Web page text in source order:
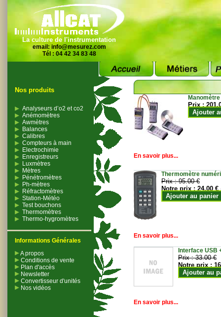
La culture de l'instrumentation
email: info@mesurez.com
Tél : 04 42 34 83 48
Nos produits
Analyseurs d’o2 et co2
Anémomètres
Awmètres
Balances
Calibres
Compteurs à main
Electrochimie
Enregistreurs
Luxmètres
Mètres
Pénétromètres
Ph-mètres
Réfractomètres
Station-Météo
Test bouchons
Thermomètres
Thermo-hygromètres
Informations Générales
A propos
Conditions de vente
Plan d'accès
Newsletter
Convertisseur d'unités
Nos vidéos
Prix :
Ajouter
En savoir plus...
Thermomètre
Prix :95.00 €
Notre prix :24.00 €
Ajouter au panier
En savoir plus...
Interface USB
Prix :33.00 €
Notre prix :
Ajouter au
En savoir plus...